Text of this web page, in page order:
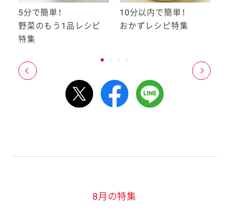
5分で簡単！
野菜のもう1品レシピ
特集
10分以内で簡単！
おかずレシピ特集
8月の特集